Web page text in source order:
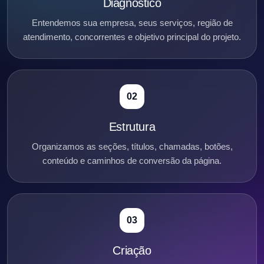
Diagnóstico
Entendemos sua empresa, seus serviços, região de
atendimento, concorrentes e objetivo principal do projeto.
02
Estrutura
Organizamos as seções, títulos, chamadas, botões,
conteúdo e caminhos de conversão da página.
03
Criação